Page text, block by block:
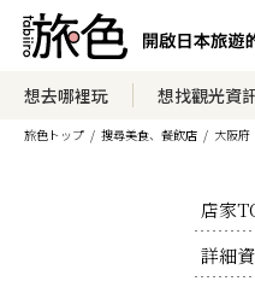
想去哪裡玩 想找觀光資
旅色トップ 搜尋美食、餐飲店 大阪府
店家
詳細